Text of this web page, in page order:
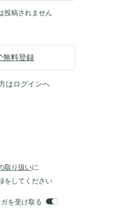
投稿されません
無料登録
はログインへ
取り扱いに
をしてください
を受け取る